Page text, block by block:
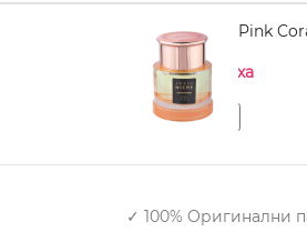
ARMAF Niche Pink
Нема на залиха
✓ 100% Оригинални